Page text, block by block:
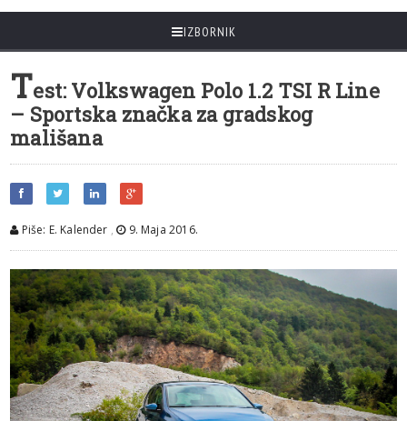
IZBORNIK
Test: Volkswagen Polo 1.2 TSI R Line
– Sportska značka za gradskog
mališana
Piše: E. Kalender , 9. Maja 2016.